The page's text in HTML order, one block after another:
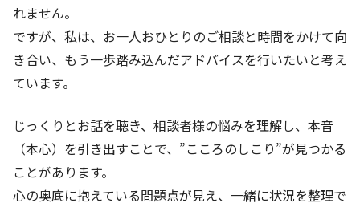
れません。
ですが、私は、お一人おひとりのご相談と時間をかけて向
き合い、もう一歩踏み込んだアドバイスを行いたいと考え
ています。
じっくりとお話を聴き、相談者様の悩みを理解し、本音
（本心）を引き出すことで、”こころのしこり”が見つかる
ことがあります。
心の奥底に抱えている問題点が見え、一緒に状況を整理で